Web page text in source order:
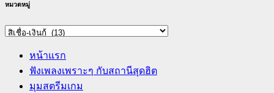
หมวดหมู่
หมวด
หน้าแรก
ฟังเพลงเพราะๆ กับสถานีสุดฮิต
มุมสตรีมเกม